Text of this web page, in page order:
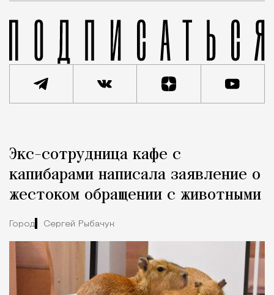
Город
Экс-сотрудница кафе с
капибарами написала заявление о
жестоком обращении с животными
Город Сергей Рыбачук